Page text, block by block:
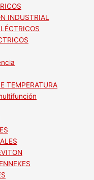
INDUSTRIAL
TEMPERATURA